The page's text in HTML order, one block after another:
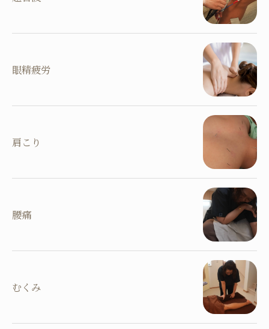
眼精疲労
肩こり
腰痛
むくみ